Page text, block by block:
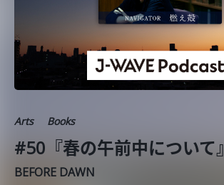
Arts Books
#50『春の午前中について』
BEFORE DAWN